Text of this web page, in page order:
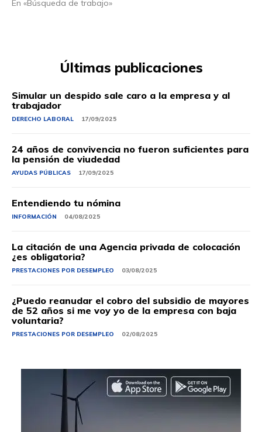
En «Búsqueda de trabajo»
Últimas publicaciones
Simular un despido sale caro a la empresa y al
trabajador
DERECHO LABORAL 17/09/2025
24 años de convivencia no fueron suficientes para
la pensión de viudedad
AYUDAS PÚBLICAS 17/09/2025
Entendiendo tu nómina
INFORMACIÓN 04/08/2025
La citación de una Agencia privada de colocación
¿es obligatoria?
PRESTACIONES POR DESEMPLEO 03/08/2025
¿Puedo reanudar el cobro del subsidio de mayores
de 52 años si me voy yo de la empresa con baja
voluntaria?
PRESTACIONES POR DESEMPLEO 02/08/2025